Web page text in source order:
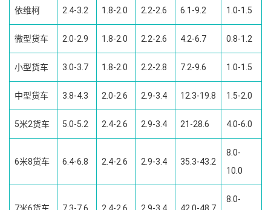
依维柯 2.4-3.2 1.8-2.0 2.2-2.6 6.1-9.2 1.0-1.5
微型货车 2.0-2.9 1.8-2.0 2.2-2.6 4.2-6.7 0.8-1.2
小型货车 3.0-3.7 1.8-2.0 2.2-2.8 7.2-9.6 1.0-1.5
中型货车 3.8-4.3 2.0-2.6 2.9-3.4 12.3-19.8 1.5-2.0
5米2货车 5.0-5.2 2.4-2.6 2.9-3.4 21-28.6 4.0-6.0
6米8货车 6.4-6.8 2.4-2.6 2.9-3.4 35.3-43.2
8.0-
10.0
8.0-